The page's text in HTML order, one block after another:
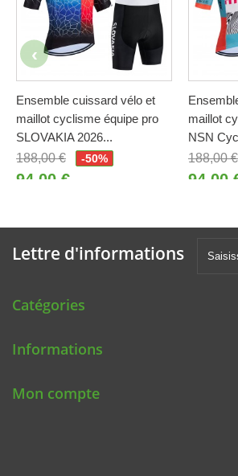
Ensemble cuissard vélo et
maillot cyclisme équipe pro
SLOVAKIA 2026...
188,00 €
-50%
94,00 €
maillot
NSN
188,00 €
94,00
Lettre d'informations
Catégories
Informations
Mon compte